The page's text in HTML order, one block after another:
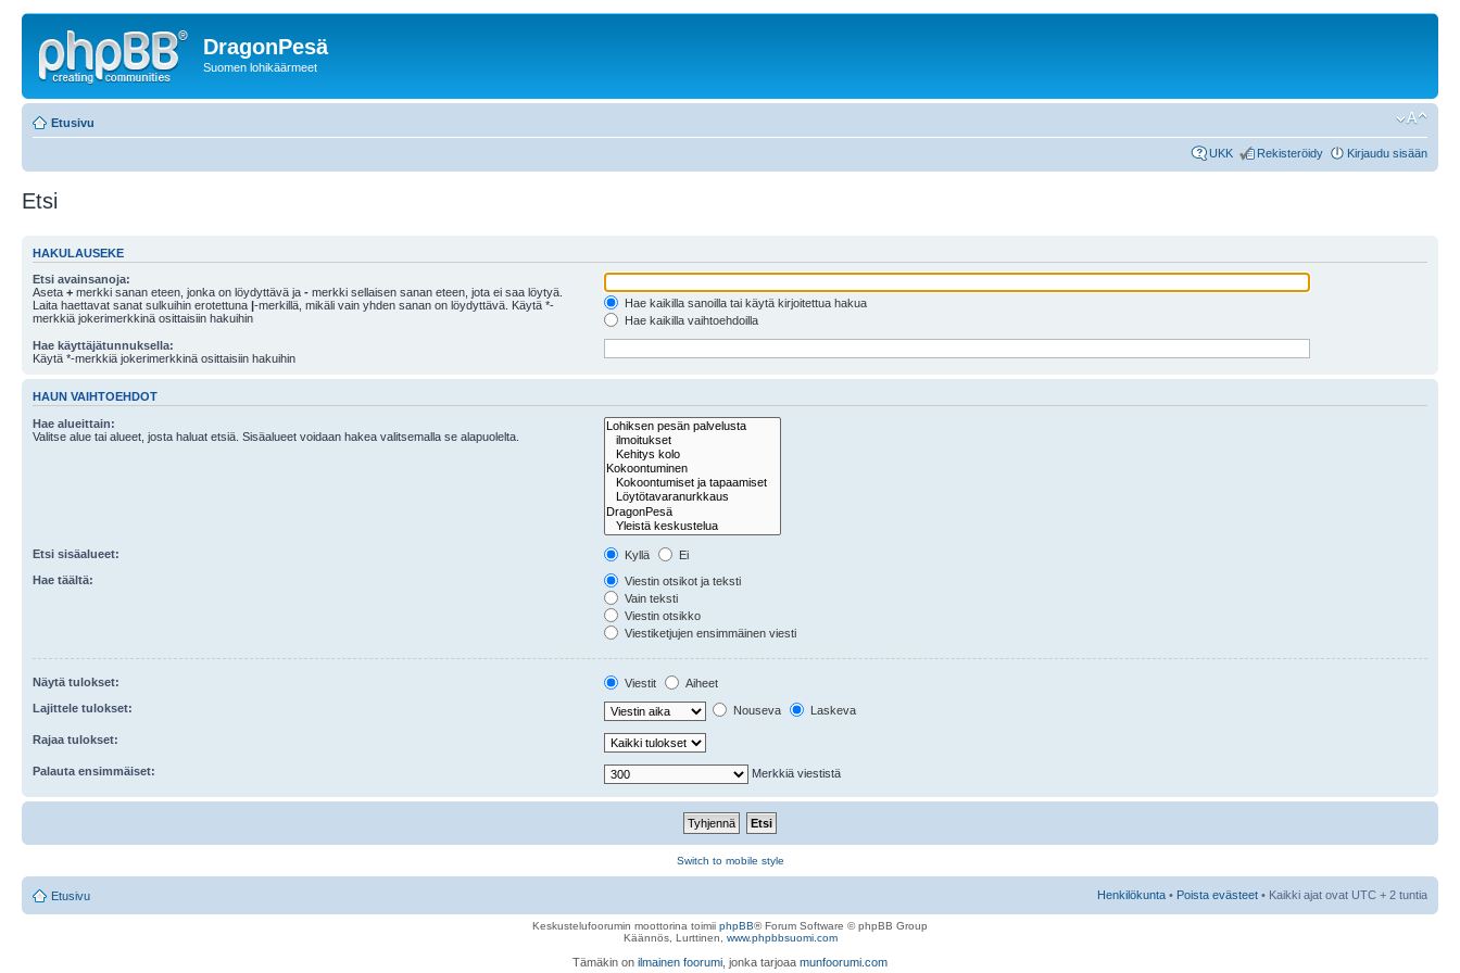
DragonPesä
Suomen lohikäärmeet
Etusivu
UKK Rekisteröidy Kirjaudu sisään
Etsi
HAKULAUSEKE
Etsi avainsanoja:
Aseta + merkki sanan eteen, jonka on löydyttävä ja - merkki sellaisen sanan eteen, jota ei saa löytyä.
Laita haettavat sanat sulkuihin erotettuna |-merkillä, mikäli vain yhden sanan on löydyttävä. Käytä *-
merkkiä jokerimerkkinä osittaisiin hakuihin
Hae kaikilla sanoilla tai käytä kirjoitettua hakua
Hae kaikilla vaihtoehdoilla
Hae käyttäjätunnuksella:
Käytä *-merkkiä jokerimerkkinä osittaisiin hakuihin
HAUN VAIHTOEHDOT
Hae alueittain:
Valitse alue tai alueet, josta haluat etsiä. Sisäalueet voidaan hakea valitsemalla se alapuolelta.
Etsi sisäalueet: Kyllä
Ei
Hae täältä:
Viestin otsikot ja teksti
Vain teksti
Viestin otsikko
Viestiketjujen ensimmäinen viesti
Näytä tulokset: Viestit
Aiheet
Lajittele tulokset:
Nouseva Laskeva
Rajaa tulokset:
Palauta ensimmäiset: Merkkiä viestistä
Switch to mobile style
Etusivu Henkilökunta • Poista evästeet • Kaikki ajat ovat UTC + 2 tuntia
Keskustelufoorumin moottorina toimii phpBB® Forum Software © phpBB Group
Käännös, Lurttinen, www.phpbbsuomi.com
Tämäkin on ilmainen foorumi , jonka tarjoaa munfoorumi.com